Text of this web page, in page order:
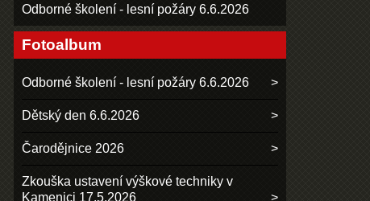
Odborné školení - lesní požáry 6.6.2026
Fotoalbum
Odborné školení - lesní požáry 6.6.2026
Dětský den 6.6.2026
Čarodějnice 2026
Zkouška ustavení výškové techniky v
Kamenici 17.5.2026